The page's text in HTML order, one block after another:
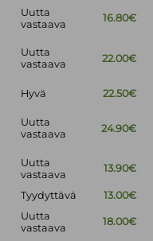
Uutta
vastaava
16.80€
Uutta
vastaava
22.00€
Hyvä
22.50€
Uutta
vastaava
24.90€
Uutta
vastaava
13.90€
Tyydyttävä 13.00€
Uutta
vastaava
18.00€